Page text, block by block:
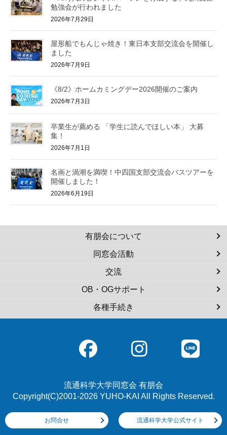
勉強会が行われました
2026年7月29日
屋形船でもんじゃ焼き！東日本支部交流会を開催し
ました
2026年7月9日
《8/2》ホームカミングデー2026開催のご案内
2026年7月3日
卒業生が薦める 「学生に読んでほしい本」 大募
集！
2026年7月1日
名画と渦潮を満喫！中四国支部交流会バスツアーを
開催しました！
2026年6月19日
有朋会について
同窓会活動
交流
OB・OGサポート
各種手続き
流通科学大学同窓会 有朋会
Copyright(C)2001-2026 YUHO-KAI All Rights Reserved.
お問合せ 流通科学大学公式サイト